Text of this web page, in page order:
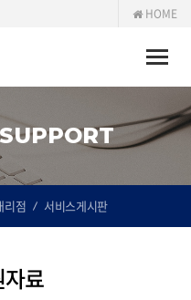
HOME
Toggle
리점 서비스게시판
료